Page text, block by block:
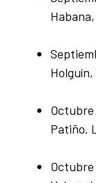
Holguín,
Patiño.